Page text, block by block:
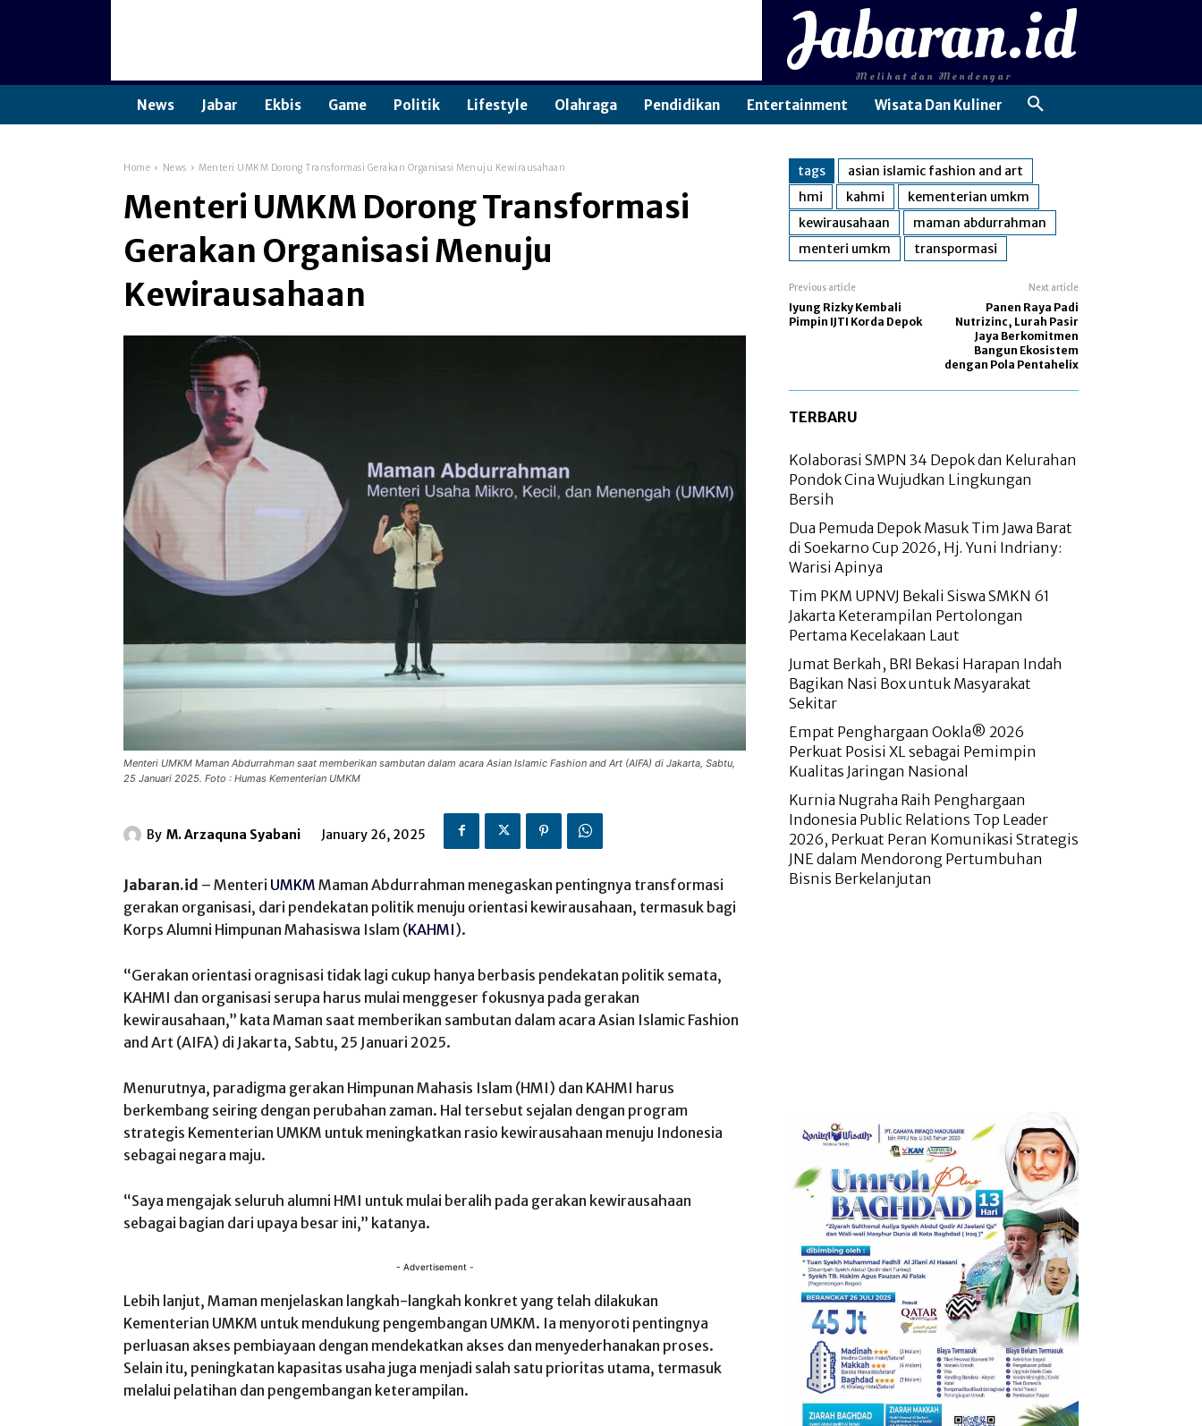
Jabaran.id
Melihat dan Mendengar
News Jabar Ekbis Game Politik Lifestyle Olahraga Pendidikan Entertainment Wisata Dan Kuliner
Home News Menteri UMKM Dorong Transformasi Gerakan Organisasi Menuju Kewirausahaan
Menteri UMKM Dorong Transformasi
Gerakan Organisasi Menuju
Kewirausahaan
Menteri UMKM Maman Abdurrahman saat memberikan sambutan dalam acara Asian Islamic Fashion and Art (AIFA) di Jakarta, Sabtu,
25 Januari 2025. Foto : Humas Kementerian UMKM
By M. Arzaquna Syabani January 26, 2025
Jabaran.id – Menteri UMKM Maman Abdurrahman menegaskan pentingnya transformasi
gerakan organisasi, dari pendekatan politik menuju orientasi kewirausahaan, termasuk bagi
Korps Alumni Himpunan Mahasiswa Islam (KAHMI).
“Gerakan orientasi oragnisasi tidak lagi cukup hanya berbasis pendekatan politik semata,
KAHMI dan organisasi serupa harus mulai menggeser fokusnya pada gerakan
kewirausahaan,” kata Maman saat memberikan sambutan dalam acara Asian Islamic Fashion
and Art (AIFA) di Jakarta, Sabtu, 25 Januari 2025.
Menurutnya, paradigma gerakan Himpunan Mahasis Islam (HMI) dan KAHMI harus
berkembang seiring dengan perubahan zaman. Hal tersebut sejalan dengan program
strategis Kementerian UMKM untuk meningkatkan rasio kewirausahaan menuju Indonesia
sebagai negara maju.
“Saya mengajak seluruh alumni HMI untuk mulai beralih pada gerakan kewirausahaan
sebagai bagian dari upaya besar ini,” katanya.
- Advertisement -
Lebih lanjut, Maman menjelaskan langkah-langkah konkret yang telah dilakukan
Kementerian UMKM untuk mendukung pengembangan UMKM. Ia menyoroti pentingnya
perluasan akses pembiayaan dengan mendekatkan akses dan menyederhanakan proses.
Selain itu, peningkatan kapasitas usaha juga menjadi salah satu prioritas utama, termasuk
melalui pelatihan dan pengembangan keterampilan.
tags
asian islamic fashion and art
hmi
kahmi
kementerian umkm
kewirausahaan
maman abdurrahman
menteri umkm
transpormasi
Previous article
Iyung Rizky Kembali
Pimpin IJTI Korda Depok
Next article
Panen Raya Padi
Nutrizinc, Lurah Pasir
Jaya Berkomitmen
Bangun Ekosistem
dengan Pola Pentahelix
TERBARU
Kolaborasi SMPN 34 Depok dan Kelurahan
Pondok Cina Wujudkan Lingkungan
Bersih
Dua Pemuda Depok Masuk Tim Jawa Barat
di Soekarno Cup 2026, Hj. Yuni Indriany:
Warisi Apinya
Tim PKM UPNVJ Bekali Siswa SMKN 61
Jakarta Keterampilan Pertolongan
Pertama Kecelakaan Laut
Jumat Berkah, BRI Bekasi Harapan Indah
Bagikan Nasi Box untuk Masyarakat
Sekitar
Empat Penghargaan Ookla® 2026
Perkuat Posisi XL sebagai Pemimpin
Kualitas Jaringan Nasional
Kurnia Nugraha Raih Penghargaan
Indonesia Public Relations Top Leader
2026, Perkuat Peran Komunikasi Strategis
JNE dalam Mendorong Pertumbuhan
Bisnis Berkelanjutan